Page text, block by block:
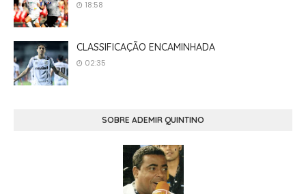
18:58
CLASSIFICAÇÃO ENCAMINHADA
02:35
SOBRE ADEMIR QUINTINO